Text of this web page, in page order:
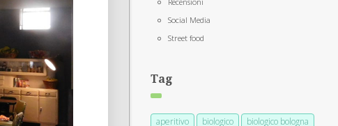
Social Media
Street food
Tag
aperitivo biologico
biologico bologna